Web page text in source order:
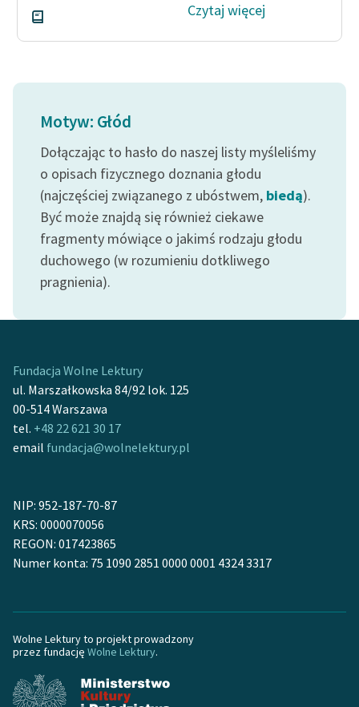
Czytaj więcej
Motyw: Głód
Dołączając to hasło do naszej listy myśleliśmy
o opisach fizycznego doznania głodu
(najczęściej związanego z ubóstwem, biedą).
Być może znajdą się również ciekawe
fragmenty mówiące o jakimś rodzaju głodu
duchowego (w rozumieniu dotkliwego
pragnienia).
Fundacja Wolne Lektury
ul. Marszałkowska 84/92 lok. 125
00-514 Warszawa
tel. +48 22 621 30 17
email fundacja@wolnelektury.pl
NIP: 952-187-70-87
KRS: 0000070056
REGON: 017423865
Numer konta: 75 1090 2851 0000 0001 4324 3317
Wolne Lektury to projekt prowadzony
przez fundację Wolne Lektury.